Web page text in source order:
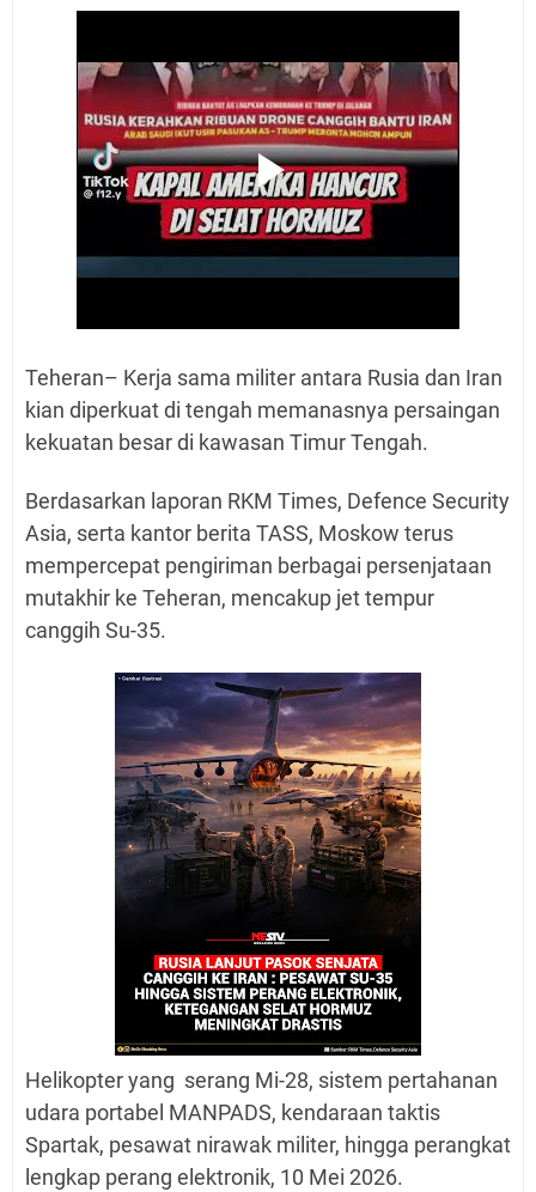
Teheran– Kerja sama militer antara Rusia dan Iran
kian diperkuat di tengah memanasnya persaingan
kekuatan besar di kawasan Timur Tengah.
Berdasarkan laporan RKM Times, Defence Security
Asia, serta kantor berita TASS, Moskow terus
mempercepat pengiriman berbagai persenjataan
mutakhir ke Teheran, mencakup jet tempur
canggih Su-35.
Helikopter yang serang Mi-28, sistem pertahanan
udara portabel MANPADS, kendaraan taktis
Spartak, pesawat nirawak militer, hingga perangkat
lengkap perang elektronik, 10 Mei 2026.